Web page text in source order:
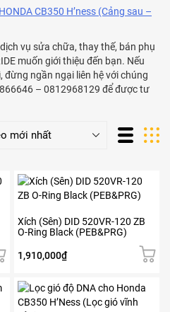
CB350 H’ness (Cảng sau –
vụ sửa chữa, thay thế, bán phụ
muốn giới thiệu đến bạn. Nếu
đừng ngần ngại liên hệ với chúng
– 0812968129 để được tư
Xích (Sên) DID 520VR-120 ZB
O-Ring Black (PEB&PRG)
1,910,000₫